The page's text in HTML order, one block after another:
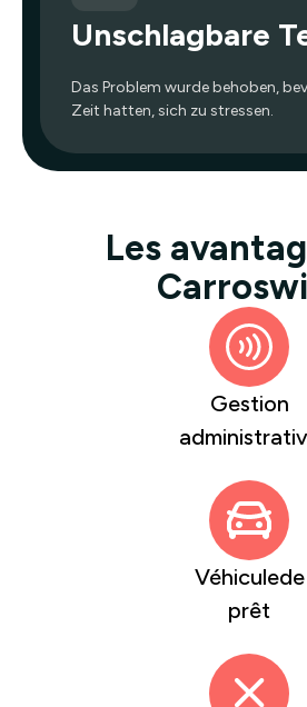
Unschlagbare
Das Problem wurde behoben,
Zeit hatten, sich zu stressen.
Les
Gestion
Véhiculede
prêt